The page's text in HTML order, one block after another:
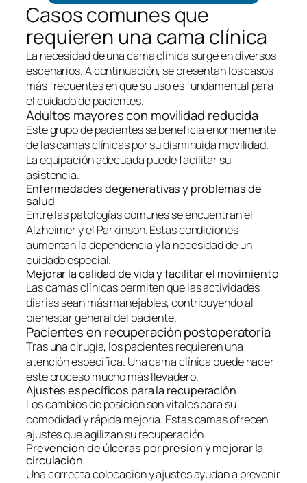
Casos comunes que
requieren una cama clínica
La necesidad de una cama clínica surge en diversos
escenarios. A continuación, se presentan los casos
más frecuentes en que su uso es fundamental para
el cuidado de pacientes.
Adultos mayores con movilidad reducida
Este grupo de pacientes se beneficia enormemente
de las camas clínicas por su disminuida movilidad.
La equipación adecuada puede facilitar su
asistencia.
Enfermedades degenerativas y problemas de
salud
Entre las patologías comunes se encuentran el
Alzheimer y el Parkinson. Estas condiciones
aumentan la dependencia y la necesidad de un
cuidado especial.
Mejorar la calidad de vida y facilitar el movimiento
Las camas clínicas permiten que las actividades
diarias sean más manejables, contribuyendo al
bienestar general del paciente.
Pacientes en recuperación postoperatoria
Tras una cirugía, los pacientes requieren una
atención específica. Una cama clínica puede hacer
este proceso mucho más llevadero.
Ajustes específicos para la recuperación
Los cambios de posición son vitales para su
comodidad y rápida mejoría. Estas camas ofrecen
ajustes que agilizan su recuperación.
Prevención de úlceras por presión y mejorar la
circulación
Una correcta colocación y ajustes ayudan a prevenir